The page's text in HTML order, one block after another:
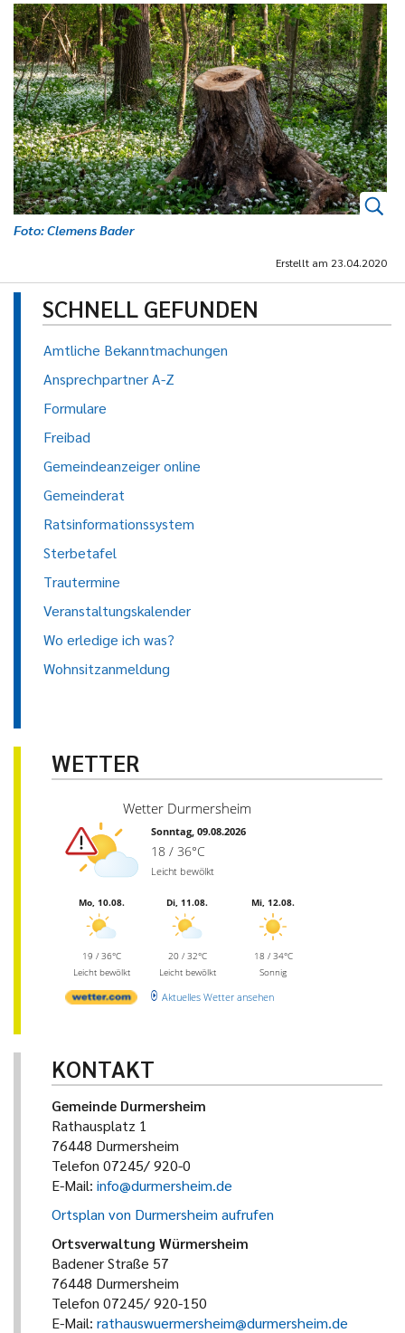
Foto: Clemens Bader
Erstellt am 23.04.2020
SCHNELL GEFUNDEN
Amtliche Bekanntmachungen
Ansprechpartner A-Z
Formulare
Freibad
Gemeindeanzeiger online
Gemeinderat
Ratsinformationssystem
Sterbetafel
Trautermine
Veranstaltungskalender
Wo erledige ich was?
Wohnsitzanmeldung
WETTER
Wetter Durmersheim
Sonntag, 09.08.2026
18 / 36°C
Leicht bewölkt
Mo, 10.08.
19 / 36°C
Leicht bewölkt
Di, 11.08.
20 / 32°C
Leicht bewölkt
Mi, 12.08.
18 / 34°C
Sonnig
Aktuelles Wetter ansehen
KONTAKT
Gemeinde Durmersheim
Rathausplatz 1
76448 Durmersheim
Telefon 07245/ 920-0
E-Mail: info@durmersheim.de
Ortsplan von Durmersheim aufrufen
Ortsverwaltung Würmersheim
Badener Straße 57
76448 Durmersheim
Telefon 07245/ 920-150
E-Mail: rathauswuermersheim@durmersheim.de